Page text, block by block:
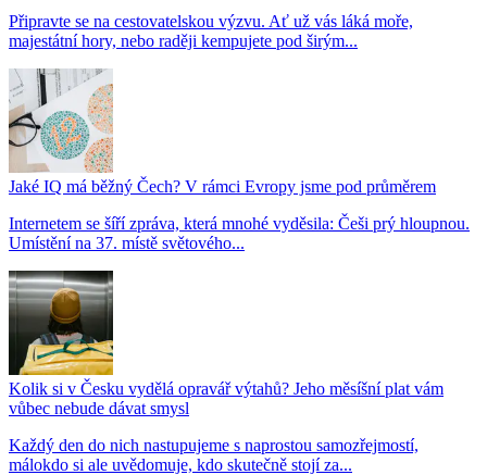
Připravte se na cestovatelskou výzvu. Ať už vás láká moře,
majestátní hory, nebo raději kempujete pod širým...
Jaké IQ má běžný Čech? V rámci Evropy jsme pod průměrem
Internetem se šíří zpráva, která mnohé vyděsila: Češi prý hloupnou.
Umístění na 37. místě světového...
Kolik si v Česku vydělá opravář výtahů? Jeho měsíšní plat vám
vůbec nebude dávat smysl
Každý den do nich nastupujeme s naprostou samozřejmostí,
málokdo si ale uvědomuje, kdo skutečně stojí za...